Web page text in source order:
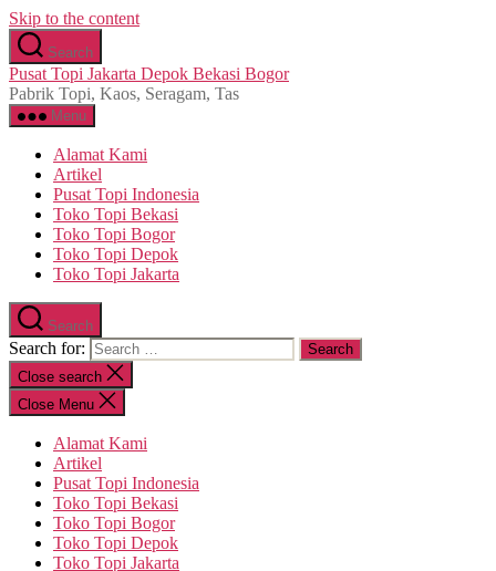
Skip to the content
Search
Pusat Topi Jakarta Depok Bekasi Bogor
Pabrik Topi, Kaos, Seragam, Tas
Menu
Alamat Kami
Artikel
Pusat Topi Indonesia
Toko Topi Bekasi
Toko Topi Bogor
Toko Topi Depok
Toko Topi Jakarta
Search
Search for:
Close search
Close Menu
Alamat Kami
Artikel
Pusat Topi Indonesia
Toko Topi Bekasi
Toko Topi Bogor
Toko Topi Depok
Toko Topi Jakarta